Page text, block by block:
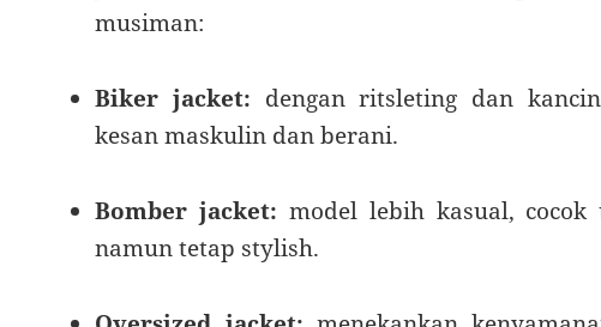
musiman:
Biker jacket: dengan ritsleting dan
kesan maskulin dan berani.
Bomber jacket: model lebih kasual,
namun tetap stylish.